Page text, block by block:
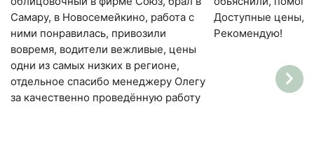
Самару, в Новосемейкино, работа с
ними понравилась, привозили
вовремя, водители вежливые, цены
одни из самых низких в регионе,
отдельное спасибо менеджеру Олегу
за качественно проведённую работу
Доступные цены,
Рекомендую!